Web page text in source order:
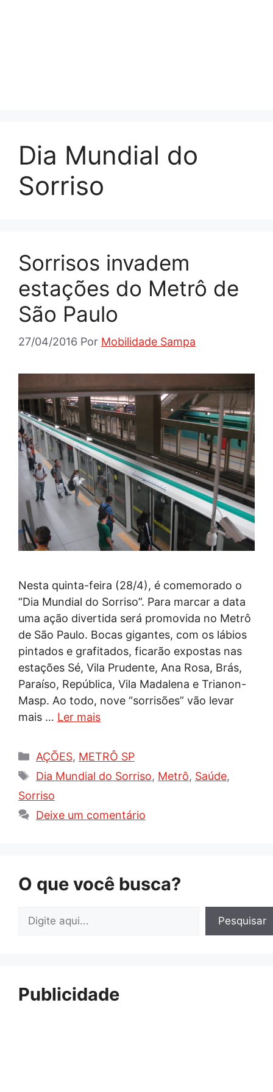
Dia Mundial do
Sorriso
Sorrisos invadem
estações do Metrô de
São Paulo
27/04/2016 Por Mobilidade Sampa
Nesta quinta-feira (28/4), é comemorado o
“Dia Mundial do Sorriso”. Para marcar a data
uma ação divertida será promovida no Metrô
de São Paulo. Bocas gigantes, com os lábios
pintados e grafitados, ficarão expostas nas
estações Sé, Vila Prudente, Ana Rosa, Brás,
Paraíso, República, Vila Madalena e Trianon-
Masp. Ao todo, nove “sorrisões” vão levar
mais … Ler mais
Categorias
AÇÕES, METRÔ SP
Tags
Dia Mundial do Sorriso, Metrô, Saúde,
Sorriso
Deixe um comentário
O que você busca?
Pesquisar Pesquisar
Publicidade